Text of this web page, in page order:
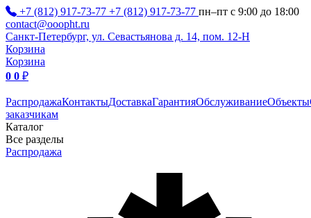
+7 (812) 917-73-77 +7 (812) 917-73-77 пн–пт с 9:00 до 18:00
contact@ooopht.ru
Санкт-Петербург, ул. Севастьянова д. 14, пом. 12-Н
Корзина
Корзина
0 0 ₽
РаспродажаКонтактыДоставкаГарантияОбслуживаниеОбъекты
заказчикам
Каталог
Все разделы
Распродажа